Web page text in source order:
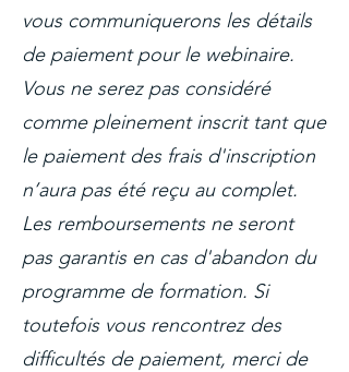
vous communiquerons les détails
de paiement pour le webinaire.
Vous ne serez pas considéré
comme pleinement inscrit tant que
le paiement des frais d'inscription
n’aura pas été reçu au complet.
Les remboursements ne seront
pas garantis en cas d'abandon du
programme de formation. Si
toutefois vous rencontrez des
difficultés de paiement, merci de